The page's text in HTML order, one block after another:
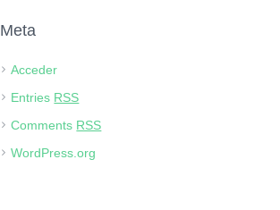
Meta
Acceder
Entries RSS
Comments RSS
WordPress.org